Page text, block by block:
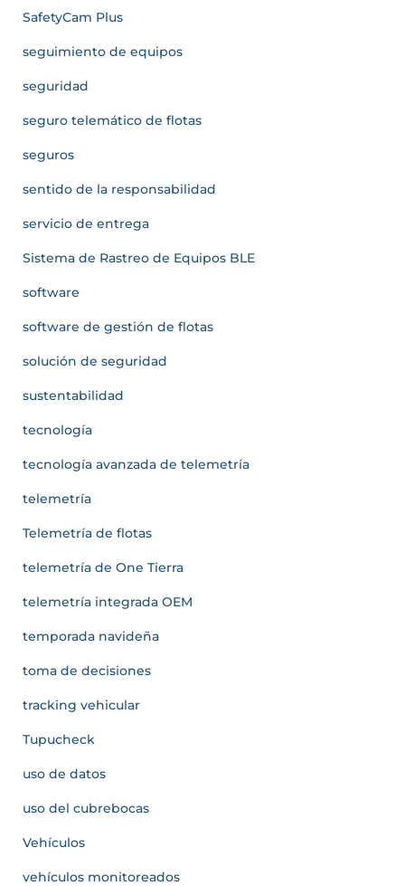
SafetyCam Plus
seguimiento de equipos
seguridad
seguro telemático de flotas
seguros
sentido de la responsabilidad
servicio de entrega
Sistema de Rastreo de Equipos BLE
software
software de gestión de flotas
solución de seguridad
sustentabilidad
tecnología
tecnología avanzada de telemetría
telemetría
Telemetría de flotas
telemetría de One Tierra
telemetría integrada OEM
temporada navideña
toma de decisiones
tracking vehicular
Tupucheck
uso de datos
uso del cubrebocas
Vehículos
vehículos monitoreados